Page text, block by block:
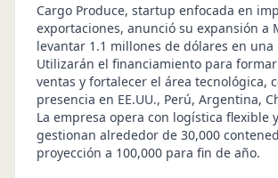
Cargo Produce, startup enfocada en
exportaciones, anunció su expansión a
levantar 1.1 millones de dólares en
Utilizarán el financiamiento para
ventas y fortalecer el área tecnológica,
presencia en EE.UU., Perú, Argentina,
La empresa opera con logística flexible
gestionan alrededor de 30,000
proyección a 100,000 para fin de año.